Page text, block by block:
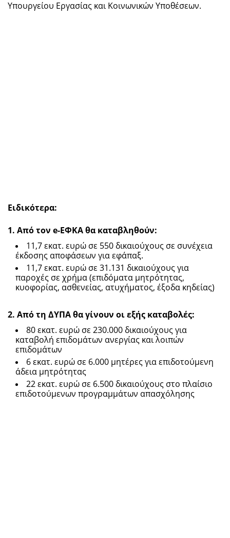
Υπουργείου Εργασίας και Κοινωνικών Υποθέσεων.
Ειδικότερα:
1. Από τον e-ΕΦΚΑ θα καταβληθούν:
11,7 εκατ. ευρώ σε 550 δικαιούχους σε συνέχεια
έκδοσης αποφάσεων για εφάπαξ.
11,7 εκατ. ευρώ σε 31.131 δικαιούχους για
παροχές σε χρήμα (επιδόματα μητρότητας,
κυοφορίας, ασθενείας, ατυχήματος, έξοδα κηδείας)
2. Από τη ΔΥΠΑ θα γίνουν οι εξής καταβολές:
80 εκατ. ευρώ σε 230.000 δικαιούχους για
καταβολή επιδομάτων ανεργίας και λοιπών
επιδομάτων
6 εκατ. ευρώ σε 6.000 μητέρες για επιδοτούμενη
άδεια μητρότητας
22 εκατ. ευρώ σε 6.500 δικαιούχους στο πλαίσιο
επιδοτούμενων προγραμμάτων απασχόλησης